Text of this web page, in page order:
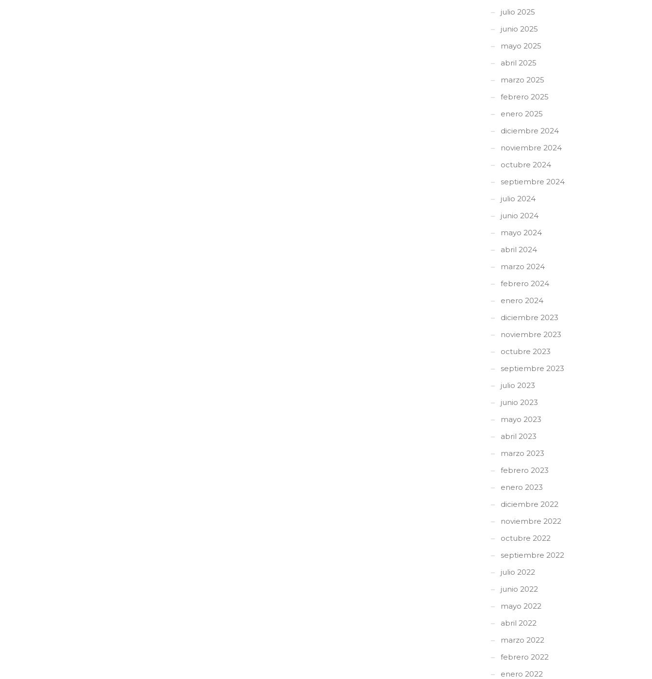
julio 2025
junio 2025
mayo 2025
abril 2025
marzo 2025
febrero 2025
enero 2025
diciembre 2024
noviembre 2024
octubre 2024
septiembre 2024
julio 2024
junio 2024
mayo 2024
abril 2024
marzo 2024
febrero 2024
enero 2024
diciembre 2023
noviembre 2023
octubre 2023
septiembre 2023
julio 2023
junio 2023
mayo 2023
abril 2023
marzo 2023
febrero 2023
enero 2023
diciembre 2022
noviembre 2022
octubre 2022
septiembre 2022
julio 2022
junio 2022
mayo 2022
abril 2022
marzo 2022
febrero 2022
enero 2022